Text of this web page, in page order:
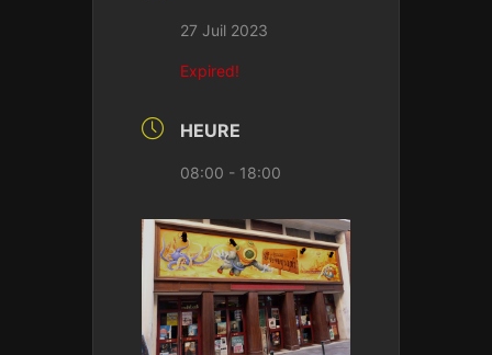
27 Juil 2023
Expired!
HEURE
08:00 - 18:00